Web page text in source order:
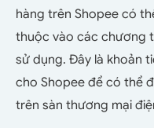
hàng trên Shopee có
thuộc vào các chương
sử dụng. Đây là khoản
cho Shopee để có thể
trên sàn thương mại